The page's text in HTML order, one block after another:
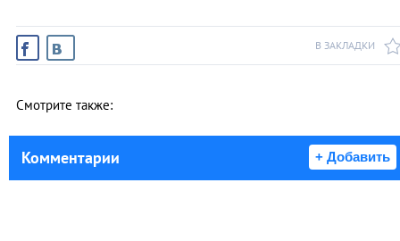
В ЗАКЛАДКИ
Смотрите также:
Комментарии + Добавить